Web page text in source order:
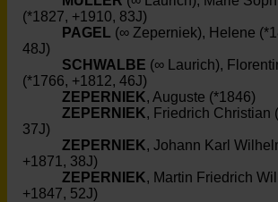
(*1827, +1910, 83J)
PAGEL (∞ Zeperniek), Helene
48J)
SCHWALBE (∞ Laurich),
(*1766, +1812, 46J)
ZEPERNIEK, Auguste (*1846)
ZEPERNIEK, Friedrich Christian
37J)
ZEPERNIEK, Johann Karl
+1871, 38J)
ZEPERNIEK, Martin Friedrich
+1847, 52J)